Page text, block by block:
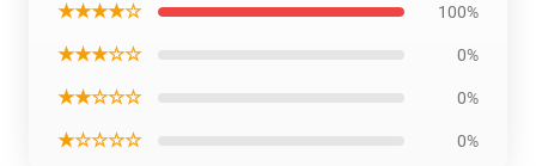
★★★★☆ 100%
★★★☆☆ 0%
★★☆☆☆ 0%
★☆☆☆☆ 0%